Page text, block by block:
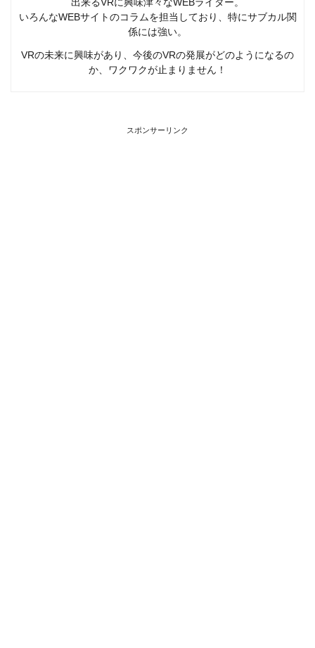
いろんなWEBサイトのコラムを担当しており、特にサブカル関
係には強い。
VRの未来に興味があり、今後のVRの発展がどのようになるの
か、ワクワクが止まりません！
スポンサーリンク